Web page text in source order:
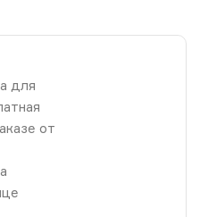
для
от